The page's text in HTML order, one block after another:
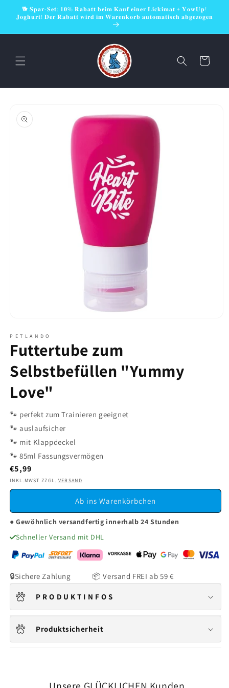
zum
Inhalt
🐕 𝐒𝐩𝐚𝐫-𝐒𝐞𝐭: 𝟏𝟎% 𝐑𝐚𝐛𝐚𝐭𝐭 𝐛𝐞𝐢𝐦 𝐊𝐚𝐮𝐟 𝐞𝐢𝐧𝐞𝐫 𝐋𝐢𝐜𝐤𝐢𝐦𝐚𝐭 + 𝐘𝐨𝐰𝐔𝐩!
𝐉𝐨𝐠𝐡𝐮𝐫𝐭! 𝐃𝐞𝐫 𝐑𝐚𝐛𝐚𝐭𝐭 𝐰𝐢𝐫𝐝 𝐢𝐦 𝐖𝐚𝐫𝐞𝐧𝐤𝐨𝐫𝐛 𝐚𝐮𝐭𝐨𝐦𝐚𝐭𝐢𝐬𝐜𝐡 𝐚𝐛𝐠𝐞𝐳𝐨𝐠𝐞𝐧
Warenkorb
in
Modal
öffnen
P E T L A N D O
Futtertube zum
Selbstbefüllen "Yummy
Love"
🐾 perfekt zum Trainieren geeignet
🐾 auslaufsicher
🐾 mit Klappdeckel
🐾 85ml Fassungsvermögen
Normaler
Preis
€5,99
INKL.MWST ZZGL. VERSAND
Ab ins Warenkörbchen
● Gewöhnlich versandfertig innerhalb 24 Stunden
Schneller Versand mit DHL
🔒Sichere Zahlung 📦 Versand FREI ab 59 €
P R O D U K T I N F O S
Produktsicherheit